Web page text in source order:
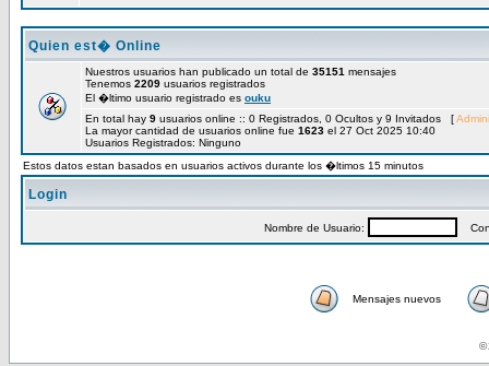
Quien est� Online
Nuestros usuarios han publicado un total de 35151 mensajes
Tenemos 2209 usuarios registrados
El �ltimo usuario registrado es ouku
En total hay 9 usuarios online :: 0 Registrados, 0 Ocultos y 9 Invitados [
La mayor cantidad de usuarios online fue 1623 el 27 Oct 2025 10:40
Usuarios Registrados: Ninguno
Estos datos estan basados en usuarios activos durante los �ltimos 15 minutos
Login
Nombre de Usuario:
Mensajes nuevos
©